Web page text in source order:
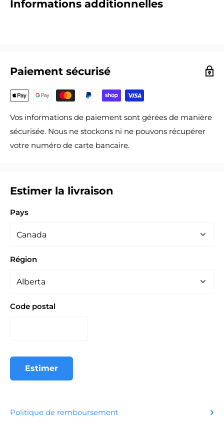
Informations additionnelles
Paiement sécurisé
Vos informations de paiement sont gérées de manière
sécurisée. Nous ne stockons ni ne pouvons récupérer
votre numéro de carte bancaire.
Estimer la livraison
Pays
Région
Code postal
Estimer
Politique de remboursement